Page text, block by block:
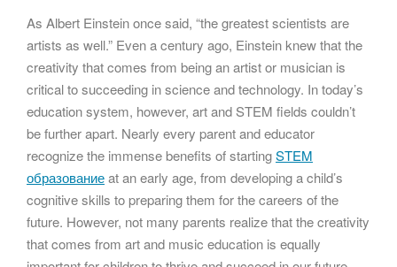
As Albert Einstein once said, “the greatest scientists are
artists as well.” Even a century ago, Einstein knew that the
creativity that comes from being an artist or musician is
critical to succeeding in science and technology. In today’s
education system, however, art and STEM fields couldn’t
be further apart. Nearly every parent and educator
recognize the immense benefits of startingSTEM
образованиеat an early age, from developing a child’s
cognitive skills to preparing them for the careers of the
future. However, not many parents realize that the creativity
that comes from art and music education is equally